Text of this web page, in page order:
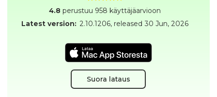
4.8 perustuu 958 käyttäjäarvioon
Latest version: 2.10.1206, released 30 Jun, 2026
Suora lataus